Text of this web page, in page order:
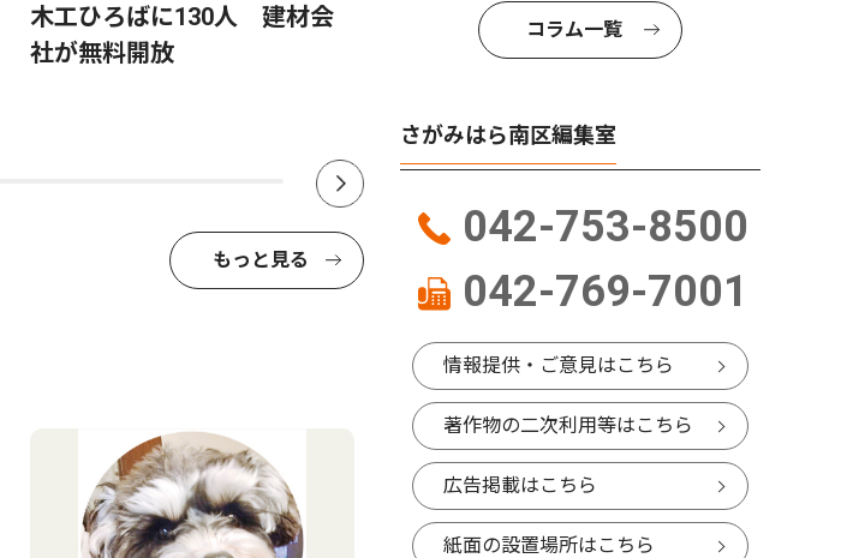
木工ひろばに130人 建材会
社が無料開放
秦野の出雲大社相模分祠 ８
月末まで「夏詣」開催中 ”秦
もっと見る
コラム一覧
さがみはら南区編集室
042-753-8500
042-769-7001
情報提供・ご意見はこちら
著作物の二次利用等はこちら
広告掲載はこちら
紙面の設置場所はこちら